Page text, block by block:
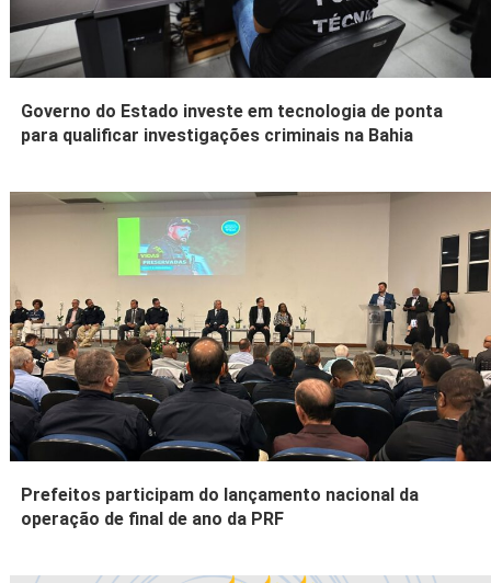
Governo do Estado investe em tecnologia de ponta
para qualificar investigações criminais na Bahia
Prefeitos participam do lançamento nacional da
operação de final de ano da PRF